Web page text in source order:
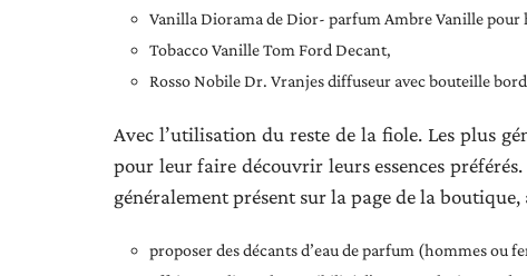
Vanilla Diorama de Dior- parfum Ambre Vanille pour
Tobacco Vanille Tom Ford Decant,
Rosso Nobile Dr. Vranjes diffuseur avec bouteille
Avec l’utilisation du reste de la fiole. Les plus
pour leur faire découvrir leurs essences
généralement présent sur la page de la
proposer des décants d’eau de parfum (hommes ou